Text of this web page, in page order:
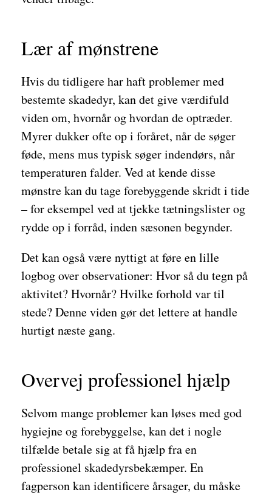
Lær af mønstrene
Hvis du tidligere har haft problemer med
bestemte skadedyr, kan det give værdifuld
viden om, hvornår og hvordan de optræder.
Myrer dukker ofte op i foråret, når de søger
føde, mens mus typisk søger indendørs, når
temperaturen falder. Ved at kende disse
mønstre kan du tage forebyggende skridt i tide
– for eksempel ved at tjekke tætningslister og
rydde op i forråd, inden sæsonen begynder.
Det kan også være nyttigt at føre en lille
logbog over observationer: Hvor så du tegn på
aktivitet? Hvornår? Hvilke forhold var til
stede? Denne viden gør det lettere at handle
hurtigt næste gang.
Overvej professionel hjælp
Selvom mange problemer kan løses med god
hygiejne og forebyggelse, kan det i nogle
tilfælde betale sig at få hjælp fra en
professionel skadedyrsbekæmper. En
fagperson kan identificere årsager, du måske